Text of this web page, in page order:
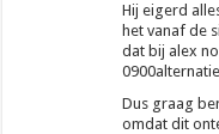
Hij eigerd
het vanaf de
dat bij alex
Dus graag
omdat dit